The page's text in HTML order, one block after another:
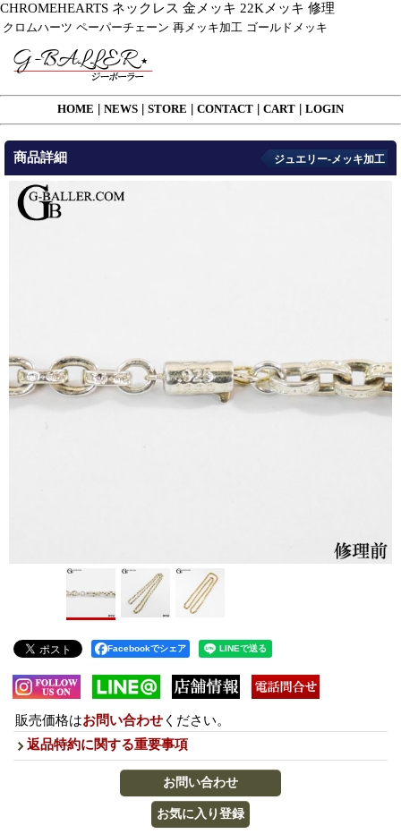
CHROMEHEARTS ネックレス 金メッキ 22Kメッキ 修理
クロムハーツ ペーパーチェーン 再メッキ加工 ゴールドメッキ
HOME NEWS STORE CONTACT CART LOGIN
商品詳細 ジュエリー-メッキ加工
Facebookでシェア
販売価格はお問い合わせ ください。
返品特約に関する重要事項